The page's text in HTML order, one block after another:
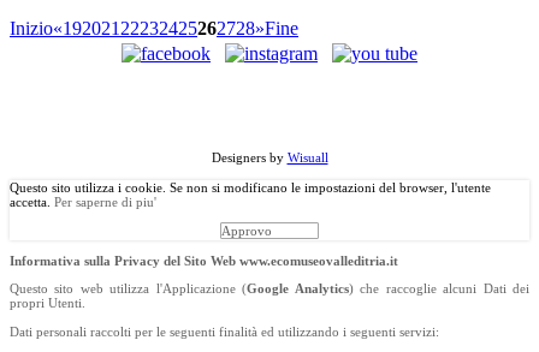
Inizio«192021 22232425262728»Fine
Designers by Wisuall
Questo sito utilizza i cookie. Se non si modificano le impostazioni del browser, l'utente
accetta. Per saperne di piu'
Approvo
Informativa sulla Privacy del Sito Web www.ecomuseovalleditria.it
Questo sito web utilizza l'Applicazione (Google Analytics) che raccoglie alcuni Dati dei
propri Utenti.
Dati personali raccolti per le seguenti finalità ed utilizzando i seguenti servizi: